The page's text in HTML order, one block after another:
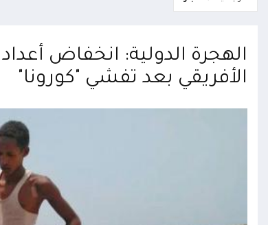
الهجرة الدولية: انخفاض
الأفريقي بعد تفشي "كورونا"